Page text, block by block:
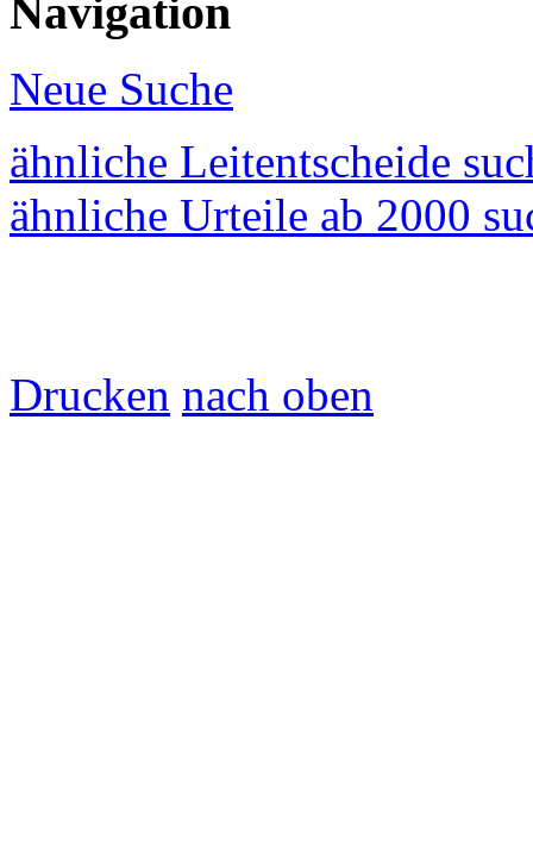
Navigation
Neue Suche
ähnliche Leitentscheide
ähnliche Urteile ab 2000
Drucken nach oben